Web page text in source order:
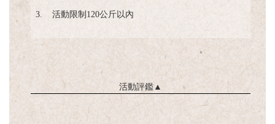
3. 活動限制120公斤以內
活動評鑑▲